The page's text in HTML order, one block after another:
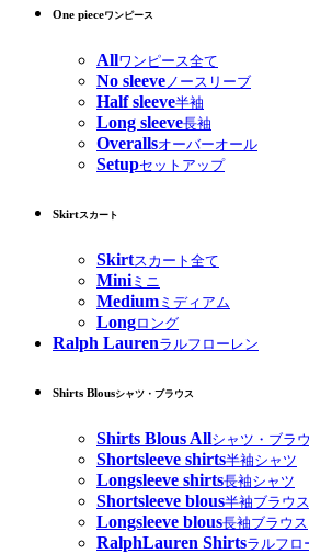
One pieceワンピース
Allワンピース全て
No sleeveノースリーブ
Half sleeve半袖
Long sleeve長袖
Overallsオーバーオール
Setupセットアップ
Skirtスカート
Skirtスカート全て
Miniミニ
Medium ミディアム
Longロング
Ralph Laurenラルフローレン
Shirts Blousシャツ・ブラウス
Shirts Blous Allシャツ・ブラ
Shortsleeve shirts半袖シャツ
Longsleeve shirts長袖シャツ
Shortsleeve blous半袖ブラウス
Longsleeve blous長袖ブラウス
RalphLauren Shirtsラルフロ